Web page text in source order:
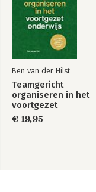
Ben van der Hilst
Teamgericht
organiseren in het
voortgezet
onderwijs
€ 19,95